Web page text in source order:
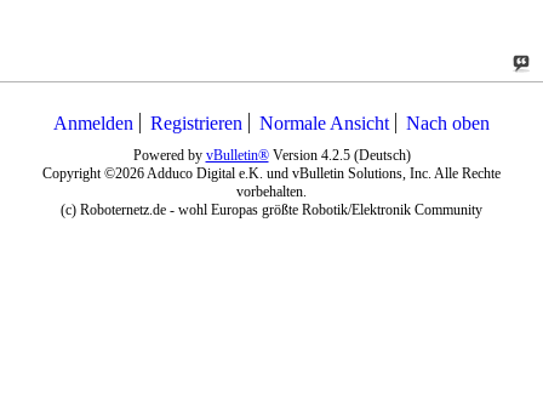
Anmelden Registrieren Normale Ansicht Nach oben
Powered by vBulletin®Version 4.2.5 (Deutsch)
Copyright ©2026 Adduco Digital e.K. und vBulletin Solutions, Inc. Alle Rechte
vorbehalten.
(c) Roboternetz.de - wohl Europas größte Robotik/Elektronik Community